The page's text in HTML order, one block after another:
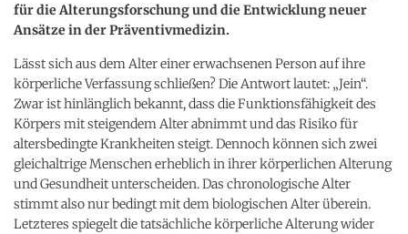
für die Alterungsforschung und die Entwicklung neuer
Ansätze in der Präventivmedizin.
Lässt sich aus dem Alter einer erwachsenen Person auf ihre
körperliche Verfassung schließen? Die Antwort lautet: „Jein“.
Zwar ist hinlänglich bekannt, dass die Funktionsfähigkeit des
Körpers mit steigendem Alter abnimmt und das Risiko für
altersbedingte Krankheiten steigt. Dennoch können sich zwei
gleichaltrige Menschen erheblich in ihrer körperlichen Alterung
und Gesundheit unterscheiden. Das chronologische Alter
stimmt also nur bedingt mit dem biologischen Alter überein.
Letzteres spiegelt die tatsächliche körperliche Alterung wider